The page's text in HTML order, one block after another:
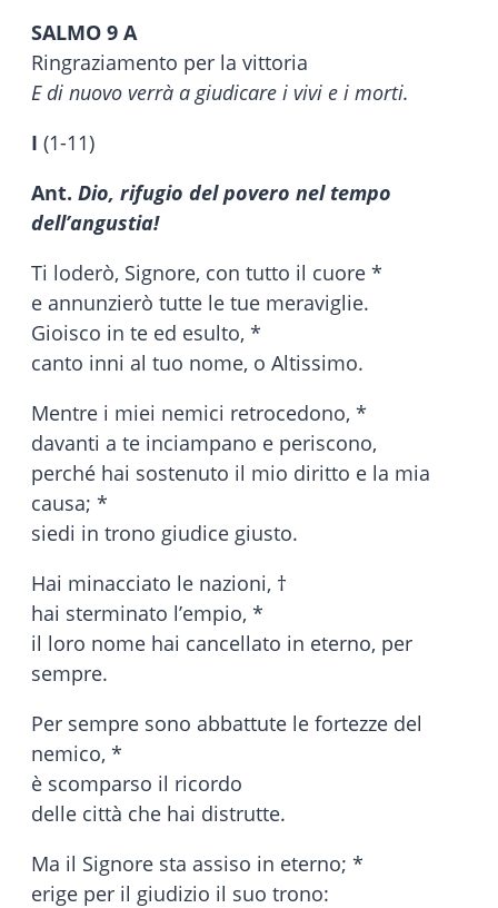
SALMO 9 A
Ringraziamento per la vittoria
E di nuovo verrà a giudicare i vivi e i morti.
I (1-11)
Ant. Dio, rifugio del povero nel tempo
dell’angustia!
Ti loderò, Signore, con tutto il cuore *
e annunzierò tutte le tue meraviglie.
Gioisco in te ed esulto, *
canto inni al tuo nome, o Altissimo.
Mentre i miei nemici retrocedono, *
davanti a te inciampano e periscono,
perché hai sostenuto il mio diritto e la mia
causa; *
siedi in trono giudice giusto.
Hai minacciato le nazioni, †
hai sterminato l’empio, *
il loro nome hai cancellato in eterno, per
sempre.
Per sempre sono abbattute le fortezze del
nemico, *
è scomparso il ricordo
delle città che hai distrutte.
Ma il Signore sta assiso in eterno; *
erige per il giudizio il suo trono: